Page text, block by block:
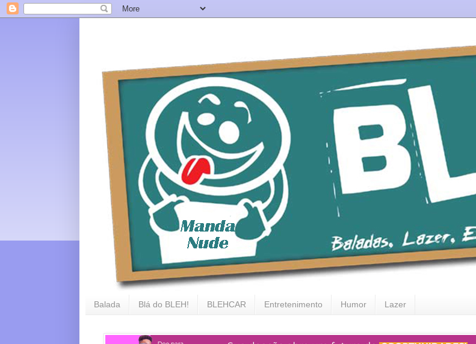
Balada Blá do BLEH! BLEHCAR Entretenimento Humor Lazer